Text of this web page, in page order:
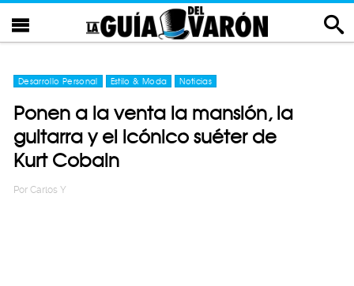
Desarrollo Personal Estilo & Moda Noticias
Ponen a la venta la mansión, la
guitarra y el icónico suéter de
Kurt Cobain
Por Carlos Y